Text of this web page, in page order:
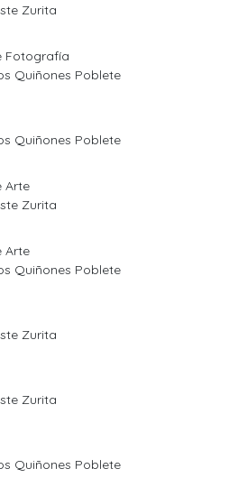
Zurita
Fotografía
Quiñones Poblete
Quiñones Poblete
Arte
Zurita
Arte
Quiñones Poblete
Zurita
Zurita
Quiñones Poblete